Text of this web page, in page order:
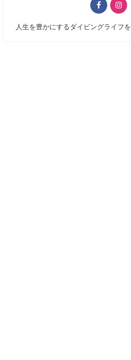
人生を豊かにするダイビングライフを